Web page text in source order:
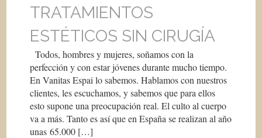
TRATAMIENTOS
ESTÉTICOS SIN CIRUGÍA
Todos, hombres y mujeres, soñamos con la
perfección y con estar jóvenes durante mucho tiempo.
En Vanitas Espai lo sabemos. Hablamos con nuestros
clientes, les escuchamos, y sabemos que para ellos
esto supone una preocupación real. El culto al cuerpo
va a más. Tanto es así que en España se realizan al año
unas 65.000 […]